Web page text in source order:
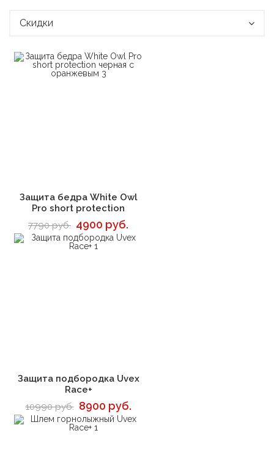
Скидки
В корзину
Защита бедра White Owl
Pro short protection
7790 руб. 4900 руб.
В корзину
Защита подбородка Uvex
Race+
10990 руб. 8900 руб.